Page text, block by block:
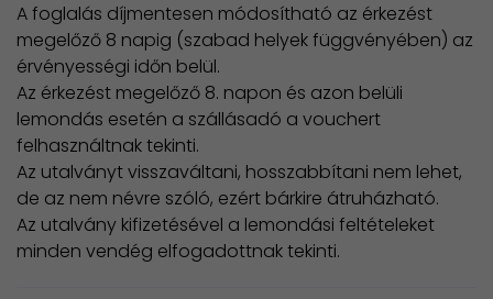
A foglalás díjmentesen módosítható az érkezést
megelőző 8 napig (szabad helyek függvényében) az
érvényességi időn belül.
Az érkezést megelőző 8. napon és azon belüli
lemondás esetén a szállásadó a vouchert
felhasználtnak tekinti.
Az utalványt visszaváltani, hosszabbítani nem lehet,
de az nem névre szóló, ezért bárkire átruházható.
Az utalvány kifizetésével a lemondási feltételeket
minden vendég elfogadottnak tekinti.